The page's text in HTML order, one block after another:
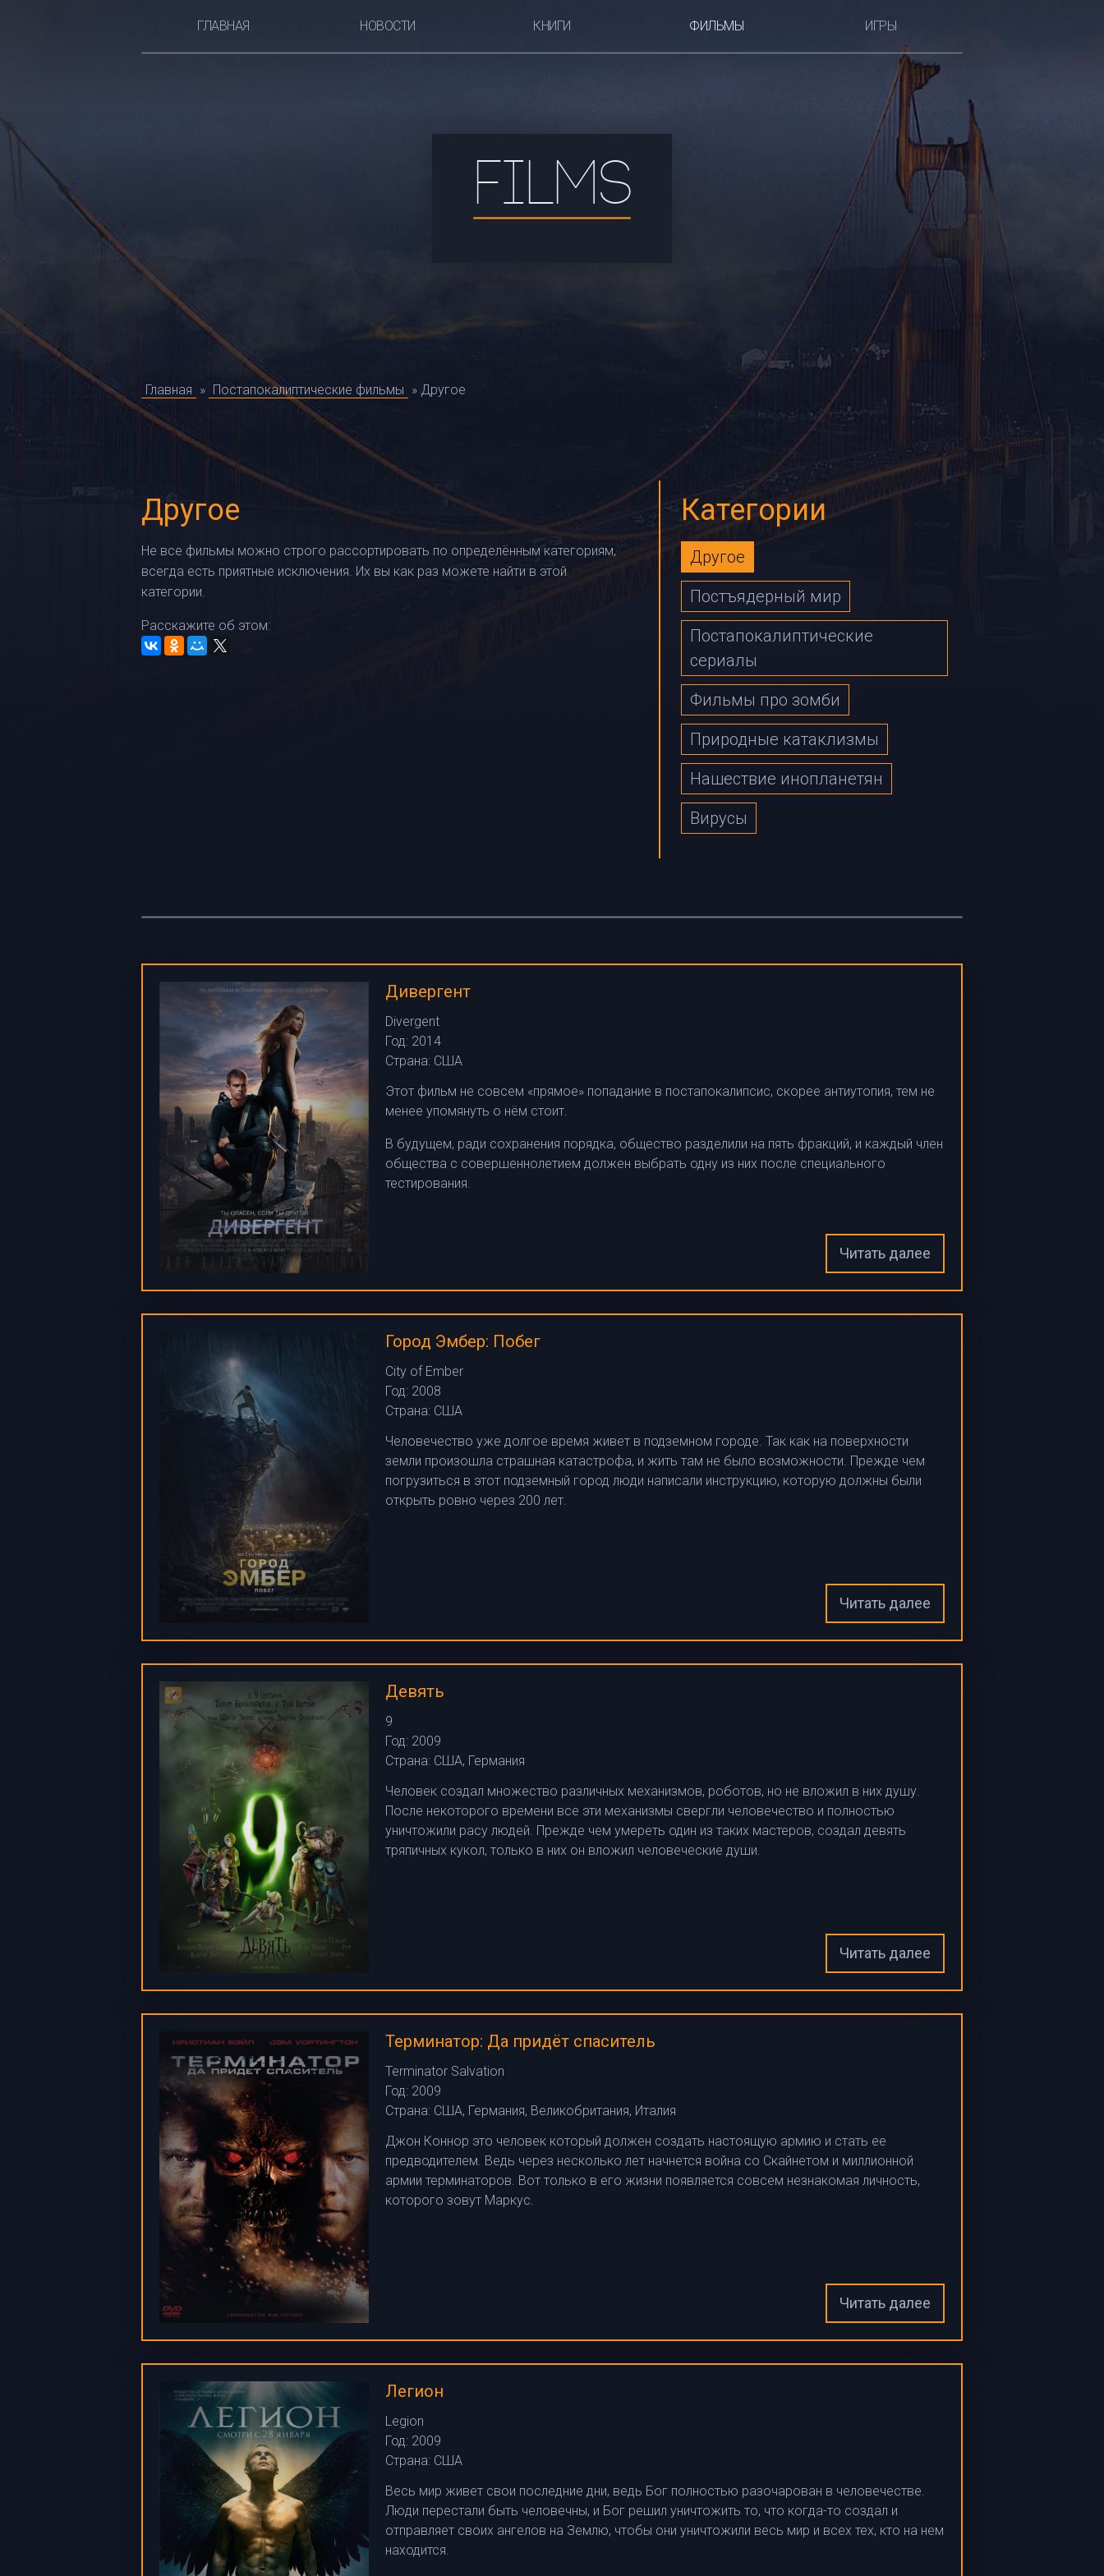
ГЛАВНАЯ НОВОСТИ КНИГИ ФИЛЬМЫ ИГРЫ
FILMS
Главная » Постапокалиптические фильмы » Другое
Другое
Не все фильмы можно строго рассортировать по определённым категориям,
всегда есть приятные исключения. Их вы как раз можете найти в этой
категории.
Расскажите об этом:
Категории
Другое
Постъядерный мир
Постапокалиптические
сериалы
Фильмы про зомби
Природные катаклизмы
Нашествие инопланетян
Вирусы
Дивергент
Divergent
Год: 2014
Страна: США
Этот фильм не совсем «прямое» попадание в постапокалипсис, скорее антиутопия, тем не
менее упомянуть о нём стоит.
В будущем, ради сохранения порядка, общество разделили на пять фракций, и каждый член
общества с совершеннолетием должен выбрать одну из них после специального
тестирования.
Читать далее
Город Эмбер: Побег
City of Ember
Год: 2008
Страна: США
Человечество уже долгое время живет в подземном городе. Так как на поверхности
земли произошла страшная катастрофа, и жить там не было возможности. Прежде чем
погрузиться в этот подземный город люди написали инструкцию, которую должны были
открыть ровно через 200 лет.
Читать далее
Девять
9
Год: 2009
Страна: США, Германия
Человек создал множество различных механизмов, роботов, но не вложил в них душу.
После некоторого времени все эти механизмы свергли человечество и полностью
уничтожили расу людей. Прежде чем умереть один из таких мастеров, создал девять
тряпичных кукол, только в них он вложил человеческие души.
Читать далее
Терминатор: Да придёт спаситель
Terminator Salvation
Год: 2009
Страна: США, Германия, Великобритания, Италия
Джон Коннор это человек который должен создать настоящую армию и стать ее
предводителем. Ведь через несколько лет начнется война со Скайнетом и миллионной
армии терминаторов. Вот только в его жизни появляется совсем незнакомая личность,
которого зовут Маркус.
Читать далее
Легион
Legion
Год: 2009
Страна: США
Весь мир живет свои последние дни, ведь Бог полностью разочарован в человечестве.
Люди перестали быть человечны, и Бог решил уничтожить то, что когда-то создал и
отправляет своих ангелов на Землю, чтобы они уничтожили весь мир и всех тех, кто на нем
находится.